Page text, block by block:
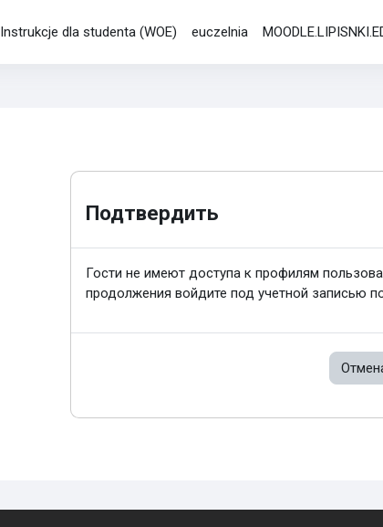
Instrukcje dla studenta (WOE) euczelnia
Подтвердить
Гости не имеют доступа к профилям
продолжения войдите под учетной записью